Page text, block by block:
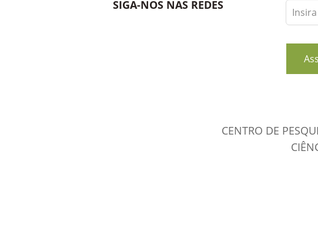
SIGA-NOS NAS REDES
Leave
this
blank
CENTRO DE